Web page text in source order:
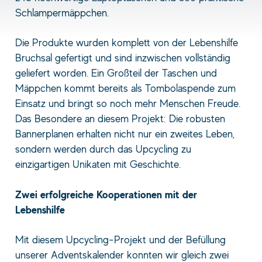
Schlampermäppchen.
Die Produkte wurden komplett von der Lebenshilfe
Bruchsal gefertigt und sind inzwischen vollständig
geliefert worden. Ein Großteil der Taschen und
Mäppchen kommt bereits als Tombolaspende zum
Einsatz und bringt so noch mehr Menschen Freude.
Das Besondere an diesem Projekt: Die robusten
Bannerplanen erhalten nicht nur ein zweites Leben,
sondern werden durch das Upcycling zu
einzigartigen Unikaten mit Geschichte.
Zwei erfolgreiche Kooperationen mit der
Lebenshilfe
Mit diesem Upcycling-Projekt und der Befüllung
unserer Adventskalender konnten wir gleich zwei